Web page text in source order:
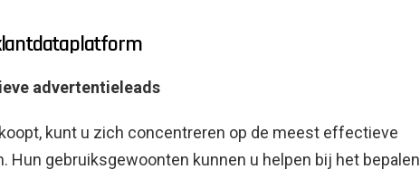
advertentieleads
kunt u zich concentreren op de meest effectieve
Hun gebruiksgewoonten kunnen u helpen bij het bepalen